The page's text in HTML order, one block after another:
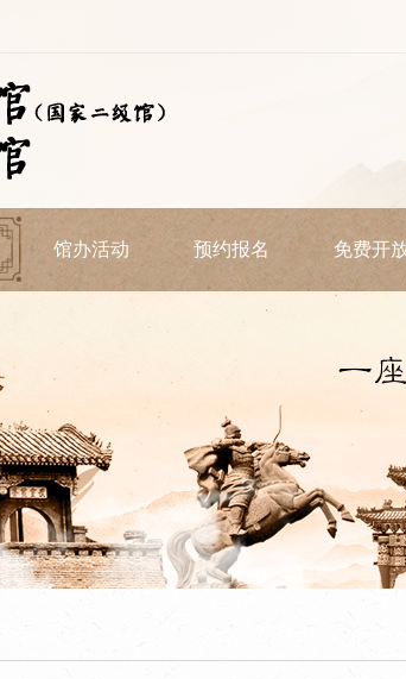
馆办活动 预约报名 免费开